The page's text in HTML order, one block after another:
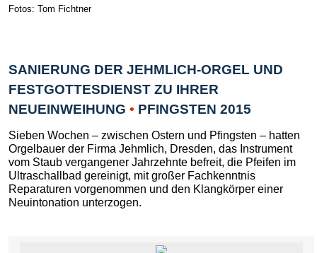
Fotos: Tom Fichtner
SANIERUNG DER JEHMLICH-ORGEL UND
FESTGOTTESDIENST ZU IHRER
NEUEINWEIHUNG • PFINGSTEN 2015
Sieben Wochen – zwischen Ostern und Pfingsten – hatten
Orgelbauer der Firma Jehmlich, Dresden, das Instrument
vom Staub vergangener Jahrzehnte befreit, die Pfeifen im
Ultraschallbad gereinigt, mit großer Fachkenntnis
Reparaturen vorgenommen und den Klangkörper einer
Neuintonation unterzogen.